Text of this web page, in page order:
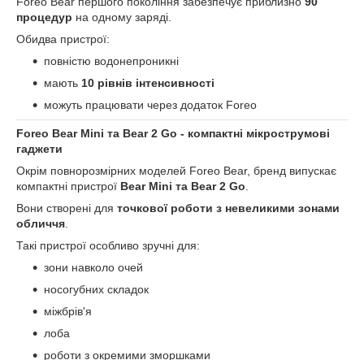
процедур на одному заряді.
Обидва пристрої:
повністю водонепроникні
мають 10 рівнів інтенсивності
можуть працювати через додаток Foreo
Foreo Bear Mini та Bear 2 Go - компактні мікрострумові
гаджети
Окрім повнорозмірних моделей Foreo Bear, бренд випускає
компактні пристрої Bear Mini та Bear 2 Go.
Вони створені для точкової роботи з невеликими зонами
обличчя.
Такі пристрої особливо зручні для:
зони навколо очей
носогубних складок
міжбрів'я
лоба
роботи з окремими зморшками